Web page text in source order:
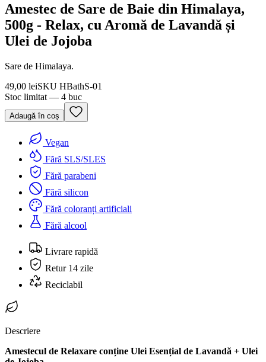
Amestec de Sare de Baie din Himalaya,
500g - Relax, cu Aromă de Lavandă și
Ulei de Jojoba
Sare de Himalaya.
49,00 leiSKU HBathS-01
Stoc limitat — 4 buc
Adaugă în coș
Vegan
Fără SLS/SLES
Fără parabeni
Fără silicon
Fără coloranți artificiali
Fără alcool
Livrare rapidă
Retur 14 zile
Reciclabil
Descriere
Amestecul de Relaxare conține Ulei Esențial de Lavandă + Ulei